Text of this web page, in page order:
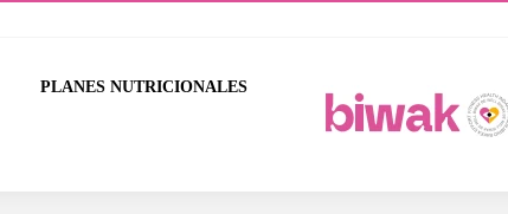
PLANES NUTRICIONALES